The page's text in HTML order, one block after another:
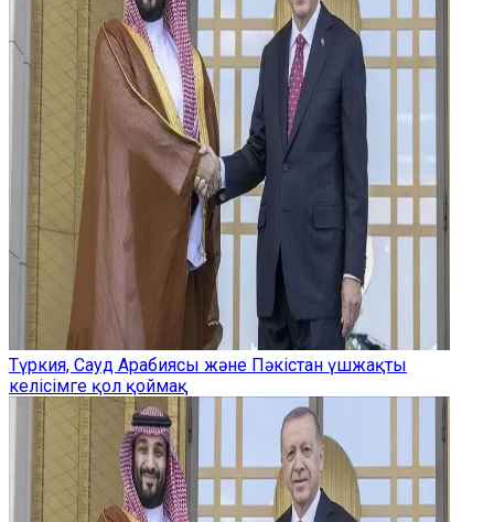
Түркия, Сауд Арабиясы және Пәкістан үшжақты
келісімге қол қоймақ